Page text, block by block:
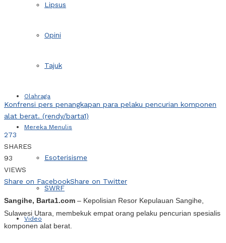
Lipsus
Opini
Tajuk
Olahraga
Mereka Menulis
Esoterisisme
SWRF
Video
Konfrensi pers penangkapan para pelaku pencurian komponen
alat berat. (rendy/barta1)
273
SHARES
93
VIEWS
Share on FacebookShare on Twitter
Sangihe, Barta1.com – Kepolisian Resor Kepulauan Sangihe,
Sulawesi Utara, membekuk empat orang pelaku pencurian spesialis
komponen alat berat.